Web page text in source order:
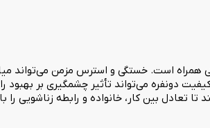
همراه است. خستگی و استرس مزمن
دونفره می‌تواند تأثیر چشمگیری بر بهبود
بین کار، خانواده و رابطه زناشویی را